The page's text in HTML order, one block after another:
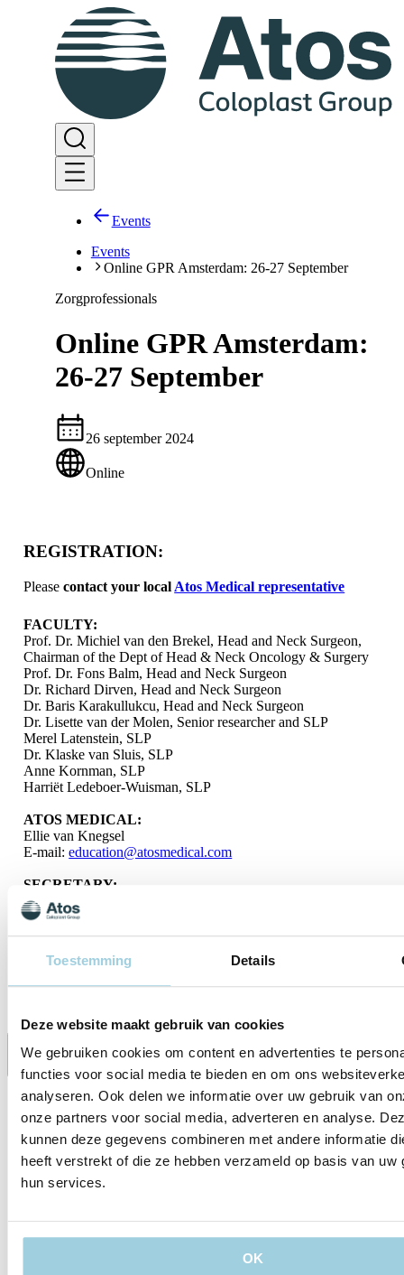
Toestemming Details
Deze website maakt gebruik van cookies
We gebruiken cookies om content en advertenties te
functies voor social media te bieden en om ons
analyseren. Ook delen we informatie over uw gebruik van
onze partners voor social media, adverteren en analyse.
kunnen deze gegevens combineren met andere informatie
heeft verstrekt of die ze hebben verzameld op basis van uw
hun services.
OK
Events
Events
Online GPR Amsterdam: 26-27 September
Zorgprofessionals
Online GPR Amsterdam:
26-27 September
26 september 2024
Online
REGISTRATION:
Please contact your local Atos Medical representative
FACULTY:
Prof. Dr. Michiel van den Brekel, Head and Neck Surgeon,
​Chairman of the Dept of Head & Neck Oncology & Surgery
Prof. Dr. Fons Balm, Head and Neck Surgeon
Dr. Richard Dirven, Head and Neck Surgeon
Dr. Baris Karakullukcu, Head and Neck Surgeon
Dr. Lisette van der Molen, Senior researcher and SLP
Merel Latenstein, SLP
Dr. Klaske van Sluis, SLP
Anne Kornman, SLP
Harriët Ledeboer-Wuisman, SLP
ATOS MEDICAL:
Ellie van Knegsel
E-mail:education@atosmedical.com
SECRETARY:
Marion van Zuilen
E-mail:kno@nki.nl
Delen Bewaren